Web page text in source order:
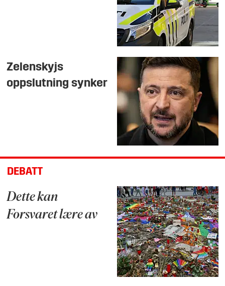
Zelenskyjs
oppslutning synker
DEBATT
Dette kan
Forsvaret lære av